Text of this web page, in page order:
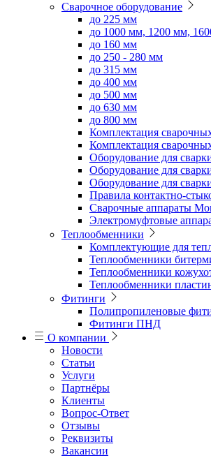
Сварочное оборудование
до 225 мм
до 1000 мм, 1200 мм,
до 160 мм
до 250 - 280 мм
до 315 мм
до 400 мм
до 500 мм
до 630 мм
до 800 мм
Комплектация
Комплектация
Оборудование для
Оборудование для
Оборудование для
Правила контактно-
Сварочные аппараты
Электромуфтовые
Теплообменники
Комплектующие для
Теплообменники
Теплообменники
Теплообменники
Фитинги
Полипропиленовые
Фитинги ПНД
О компании
Новости
Статьи
Услуги
Партнёры
Клиенты
Вопрос-Ответ
Отзывы
Реквизиты
Вакансии